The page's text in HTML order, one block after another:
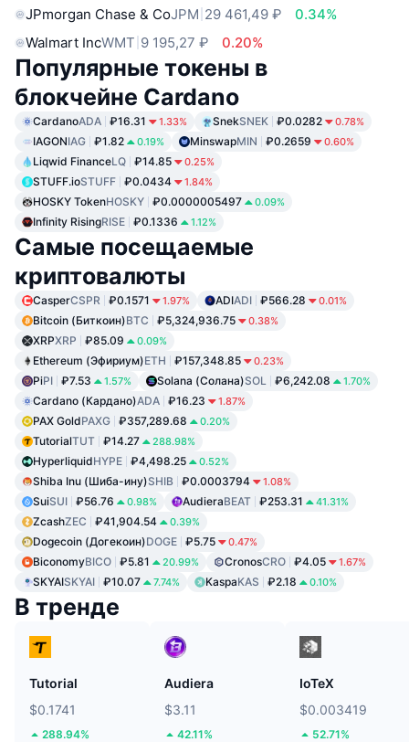
JPmorgan Chase & CoJPM 29 461,49 ₽
0.34%
Walmart IncWMT 9 195,27 ₽ 0.20%
Популярные токены в
блокчейне Cardano
CardanoADA ₽16.31 1.33% SnekSNEK ₽0.0282 0.78%
IAGONIAG ₽1.82 0.19% MinswapMIN ₽0.2659 0.60%
Liqwid FinanceLQ ₽14.85 0.25%
STUFF.ioSTUFF ₽0.0434 1.84%
HOSKY TokenHOSKY ₽0.0000005497 0.09%
Infinity RisingRISE ₽0.1336 1.12%
Самые посещаемые
криптовалюты
CasperCSPR ₽0.1571 1.97% ADIADI ₽566.28 0.01%
Bitcoin (Биткоин)BTC ₽5,324,936.75 0.38%
XRPXRP ₽85.09 0.09%
Ethereum (Эфириум)ETH ₽157,348.85 0.23%
PiPI ₽7.53 1.57% Solana (Солана)SOL ₽6,242.08 1.70%
Cardano (Кардано)ADA ₽16.23 1.87%
PAX GoldPAXG ₽357,289.68 0.20%
TutorialTUT ₽14.27 288.98%
HyperliquidHYPE ₽4,498.25 0.52%
Shiba Inu (Шиба-ину)SHIB ₽0.0003794 1.08%
SuiSUI ₽56.76 0.98% AudieraBEAT ₽253.31 41.31%
ZcashZEC ₽41,904.54 0.39%
Dogecoin (Догекоин)DOGE ₽5.75 0.47%
BiconomyBICO ₽5.81 20.99% CronosCRO ₽4.05 1.67%
SKYAISKYAI ₽10.07 7.74% KaspaKAS ₽2.18 0.10%
В тренде
Tutorial
$0.1741
288.94%
Audiera
$3.11
42.11%
IoTeX
$0.003419
52.71%